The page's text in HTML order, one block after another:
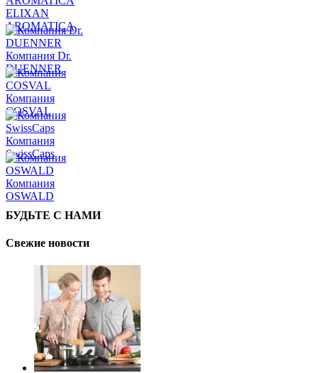
ELIXAN
AROMATICA
Компания Dr.
DUENNER
Компания
COSVAL
Компания
SwissCaps
Компания
OSWALD
БУДЬТЕ С НАМИ
Свежие новости